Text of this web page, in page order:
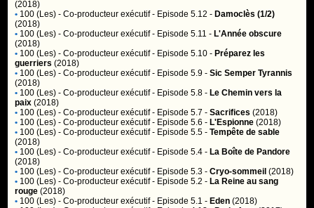
(2018)
• 100 (Les) - Co-producteur exécutif - Episode 5.12 - Damoclès (1/2)
(2018)
• 100 (Les) - Co-producteur exécutif - Episode 5.11 - L'Année obscure
(2018)
• 100 (Les) - Co-producteur exécutif - Episode 5.10 - Préparez les
guerriers (2018)
• 100 (Les) - Co-producteur exécutif - Episode 5.9 -Sic Semper Tyrannis
(2018)
• 100 (Les) - Co-producteur exécutif - Episode 5.8 - Le Chemin vers la
paix (2018)
• 100 (Les) - Co-producteur exécutif - Episode 5.7 -Sacrifices (2018)
• 100 (Les) - Co-producteur exécutif - Episode 5.6 - L'Espionne (2018)
• 100 (Les) - Co-producteur exécutif - Episode 5.5 -Tempête de sable
(2018)
• 100 (Les) - Co-producteur exécutif - Episode 5.4 - La Boîte de Pandore
(2018)
• 100 (Les) - Co-producteur exécutif - Episode 5.3 -Cryo-sommeil (2018)
• 100 (Les) - Co-producteur exécutif - Episode 5.2 - La Reine au sang
rouge (2018)
• 100 (Les) - Co-producteur exécutif - Episode 5.1 - Eden (2018)